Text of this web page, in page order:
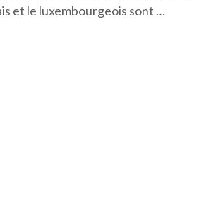
et le luxembourgeois sont …